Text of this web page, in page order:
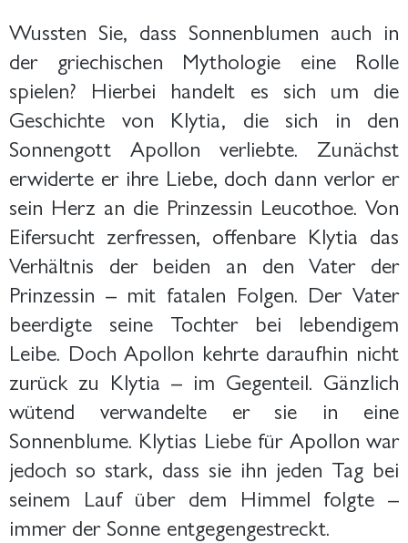
Wussten Sie, dass Sonnenblumen auch in
der griechischen Mythologie eine Rolle
spielen? Hierbei handelt es sich um die
Geschichte von Klytia, die sich in den
Sonnengott Apollon verliebte. Zunächst
erwiderte er ihre Liebe, doch dann verlor er
sein Herz an die Prinzessin Leucothoe. Von
Eifersucht zerfressen, offenbare Klytia das
Verhältnis der beiden an den Vater der
Prinzessin – mit fatalen Folgen. Der Vater
beerdigte seine Tochter bei lebendigem
Leibe. Doch Apollon kehrte daraufhin nicht
zurück zu Klytia – im Gegenteil. Gänzlich
wütend verwandelte er sie in eine
Sonnenblume. Klytias Liebe für Apollon war
jedoch so stark, dass sie ihn jeden Tag bei
seinem Lauf über dem Himmel folgte –
immer der Sonne entgegengestreckt.